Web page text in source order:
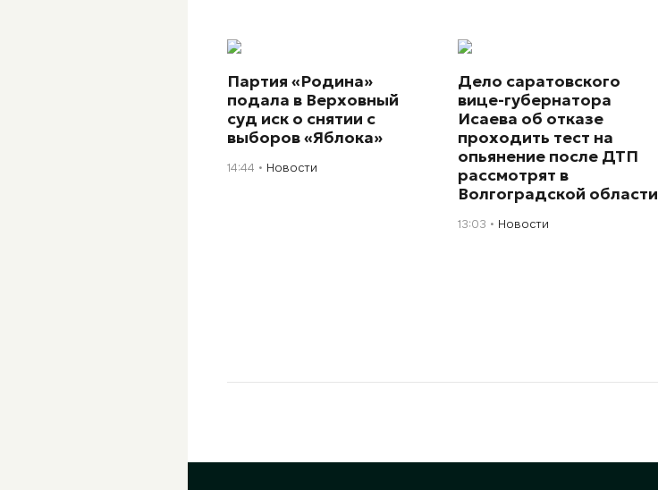
Партия «Родина»
подала в Верховный
суд иск о снятии с
выборов «Яблока»
14:44 Новости
Дело саратовского
вице-губернатора
Исаева об отказе
проходить тест на
опьянение после ДТП
рассмотрят в
Волгоградской области
13:03 Новости